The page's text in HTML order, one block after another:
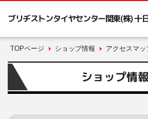
ブリヂストンタイヤセンター関東(株) 十
TOPページ ショップ情報 アクセスマッ
ショップ情報